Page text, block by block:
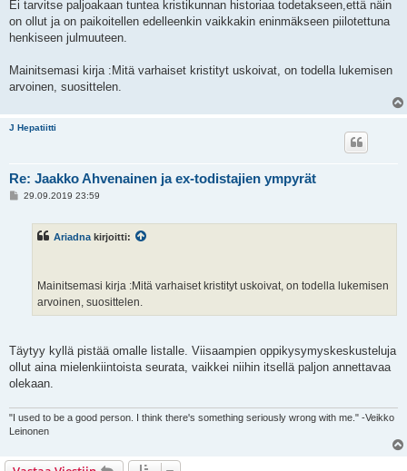
Ei tarvitse paljoakaan tuntea kristikunnan historiaa todetakseen,että näin
on ollut ja on paikoitellen edelleenkin vaikkakin eninmäkseen piilotettuna
henkiseen julmuuteen.
Mainitsemasi kirja :Mitä varhaiset kristityt uskoivat, on todella lukemisen
arvoinen, suosittelen.
J Hepatiitti
Re: Jaakko Ahvenainen ja ex-todistajien ympyrät
V29.09.2019 23:59
Ariadna kirjoitti:
Mainitsemasi kirja :Mitä varhaiset kristityt uskoivat, on todella lukemisen
arvoinen, suosittelen.
Täytyy kyllä pistää omalle listalle. Viisaampien oppikysymyskeskusteluja
ollut aina mielenkiintoista seurata, vaikkei niihin itsellä paljon annettavaa
olekaan.
"I used to be a good person. I think there's something seriously wrong with me." -Veikko
Leinonen